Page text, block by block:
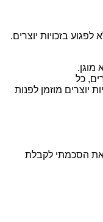
בזכויות יוצרים.
מוגן.
יוצרים מוזמן לפנות
את הסכמתי לקבלת